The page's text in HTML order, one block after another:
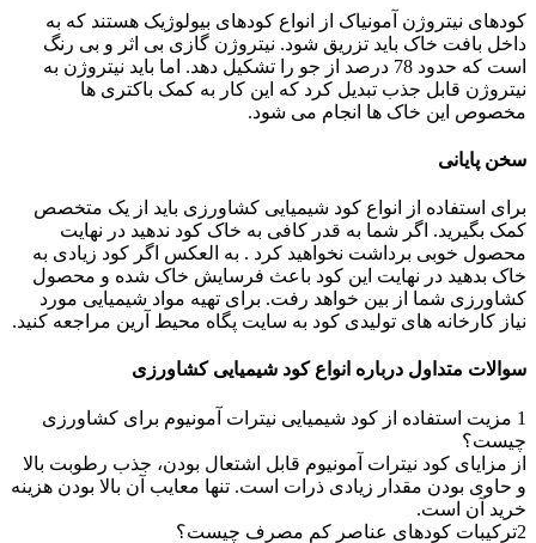
کودهای نیتروژن آمونیاک از انواع کودهای بیولوژیک هستند که به
داخل بافت خاک باید تزریق شود. نیتروژن گازی بی اثر و بی رنگ
است که حدود 78 درصد از جو را تشکیل دهد. اما باید نیتروژن به
نیتروژن قابل جذب تبدیل کرد که این کار به کمک باکتری ها
مخصوص این خاک ها انجام می شود.
سخن پایانی
برای استفاده از انواع کود شیمیایی کشاورزی باید از یک متخصص
کمک بگیرید. اگر شما به قدر کافی به خاک کود ندهید در نهایت
محصول خوبی برداشت نخواهید کرد . به العکس اگر کود زیادی به
خاک بدهید در نهایت این کود باعث فرسایش خاک شده و محصول
کشاورزی شما از بین خواهد رفت. برای تهیه مواد شیمیایی مورد
نیاز کارخانه های تولیدی کود به سایت پگاه محیط آرین مراجعه کنید.
سوالات متداول درباره انواع کود شیمیایی کشاورزی
1 مزیت استفاده از کود شیمیایی نیترات آمونیوم برای کشاورزی
چیست؟
از مزایای کود نیترات آمونیوم قابل اشتعال بودن، جذب رطوبت بالا
و حاوی بودن مقدار زیادی ذرات است. تنها معایب آن بالا بودن هزینه
خرید آن است.
2ترکیبات کودهای عناصر کم مصرف چیست؟